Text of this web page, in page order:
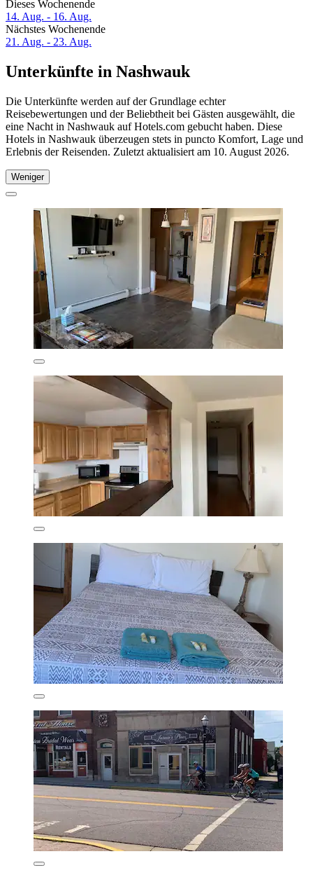
Dieses Wochenende
14. Aug. - 16. Aug.
Nächstes Wochenende
21. Aug. - 23. Aug.
Unterkünfte in Nashwauk
Die Unterkünfte werden auf der Grundlage echter
Reisebewertungen und der Beliebtheit bei Gästen ausgewählt, die
eine Nacht in Nashwauk auf Hotels.com gebucht haben. Diese
Hotels in Nashwauk überzeugen stets in puncto Komfort, Lage und
Erlebnis der Reisenden. Zuletzt aktualisiert am 10. August 2026.
Weniger